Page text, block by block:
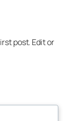
post. Edit or